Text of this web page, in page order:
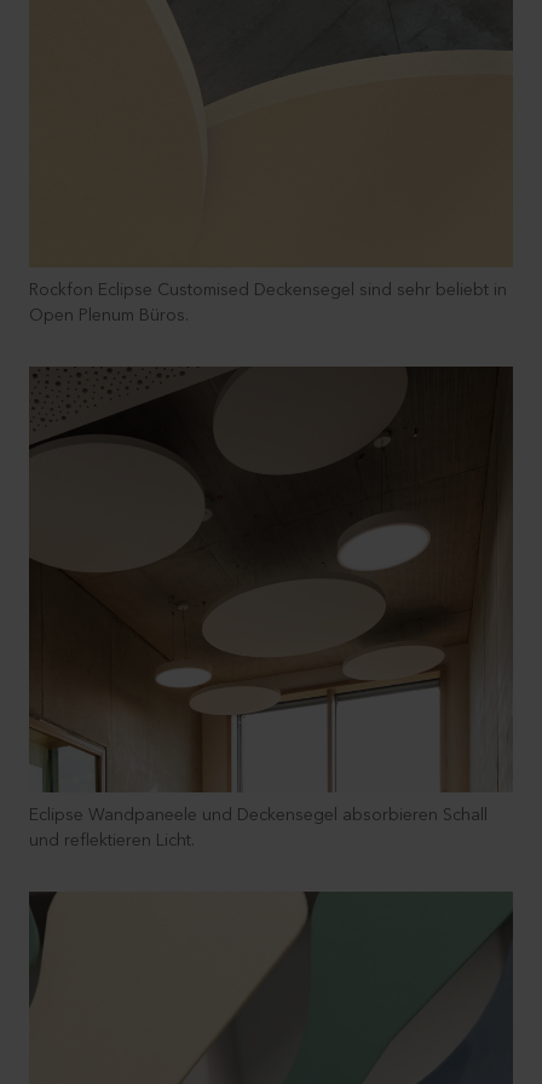
“About” section and about our processing of personal
Privacy Statement
, including which specific
ROCKWOOL company that is data controller of your
Rockfon Eclipse Customised Deckensegel sind sehr beliebt in
Open Plenum Büros.
Eclipse Wandpaneele und Deckensegel absorbieren Schall
und reflektieren Licht.